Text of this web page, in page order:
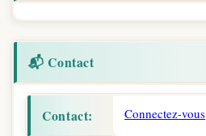
📬 Contact
Contact: Connectez-vous